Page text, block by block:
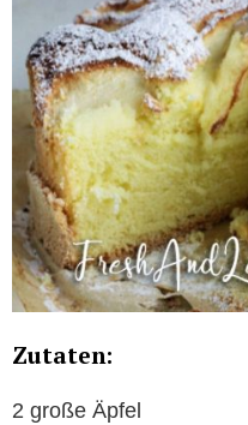
Zutaten:
2 große Äpfel